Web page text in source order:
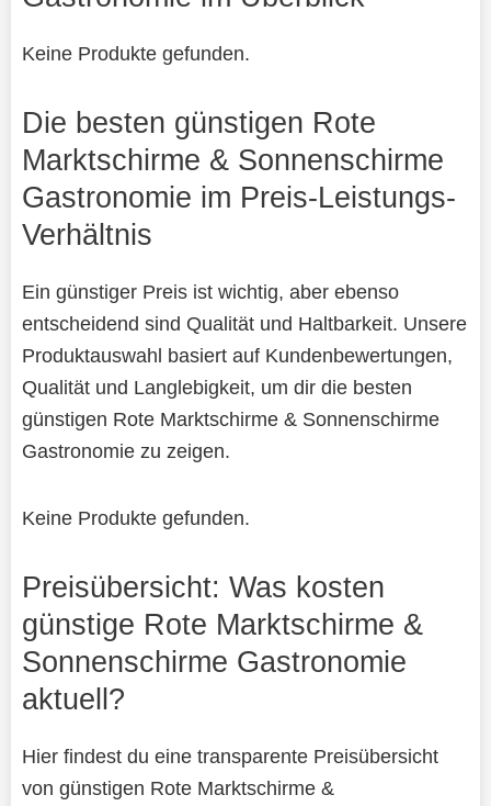
Keine Produkte gefunden.
Die besten günstigen Rote
Marktschirme & Sonnenschirme
Gastronomie im Preis-Leistungs-
Verhältnis
Ein günstiger Preis ist wichtig, aber ebenso
entscheidend sind Qualität und Haltbarkeit. Unsere
Produktauswahl basiert auf Kundenbewertungen,
Qualität und Langlebigkeit, um dir die besten
günstigen Rote Marktschirme & Sonnenschirme
Gastronomie zu zeigen.
Keine Produkte gefunden.
Preisübersicht: Was kosten
günstige Rote Marktschirme &
Sonnenschirme Gastronomie
aktuell?
Hier findest du eine transparente Preisübersicht
von günstigen Rote Marktschirme &